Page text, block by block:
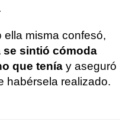
ella misma confesó,
sintió cómoda
que tenía y aseguró
habérsela realizado.